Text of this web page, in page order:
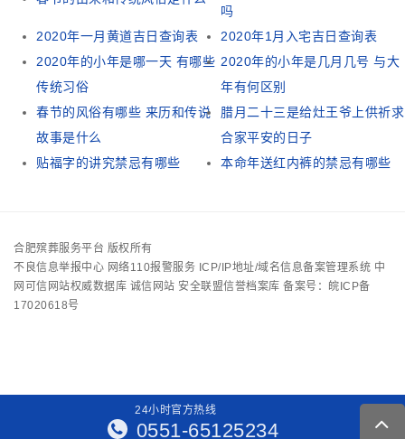
吗
2020年一月黄道吉日查询表
2020年1月入宅吉日查询表
2020年的小年是哪一天 有哪些
传统习俗
2020年的小年是几月几号 与大
年有何区别
春节的风俗有哪些 来历和传说
故事是什么
腊月二十三是给灶王爷上供祈求
合家平安的日子
贴福字的讲究禁忌有哪些
本命年送红内裤的禁忌有哪些
合肥殡葬服务平台 版权所有
不良信息举报中心 网络110报警服务 ICP/IP地址/域名信息备案管理系统 中
网可信网站权威数据库 诚信网站 安全联盟信誉档案库 备案号：皖ICP备
17020618号
24小时官方热线
0551-65125234